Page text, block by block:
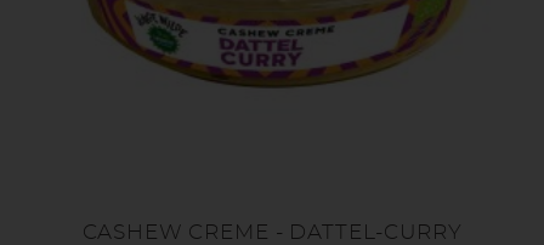
CASHEW CREME - DATTEL-CURRY